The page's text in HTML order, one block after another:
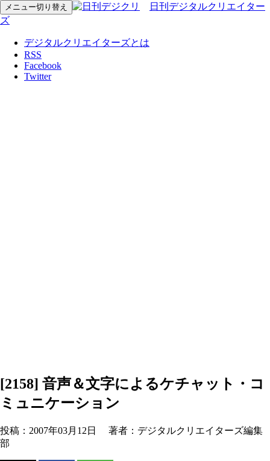
メニュー切り替え
日刊デジタルクリエイター
ズ
デジタルクリエイターズとは
RSS
Facebook
Twitter
[2158] 音声＆文字によるケチャット・コ
ミュニケーション
投稿： 2007年03月12日 著者： デジタルクリエイターズ編集
部